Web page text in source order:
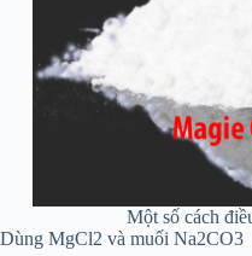
Một số cách
Dùng MgCl2 và muối Na2CO3